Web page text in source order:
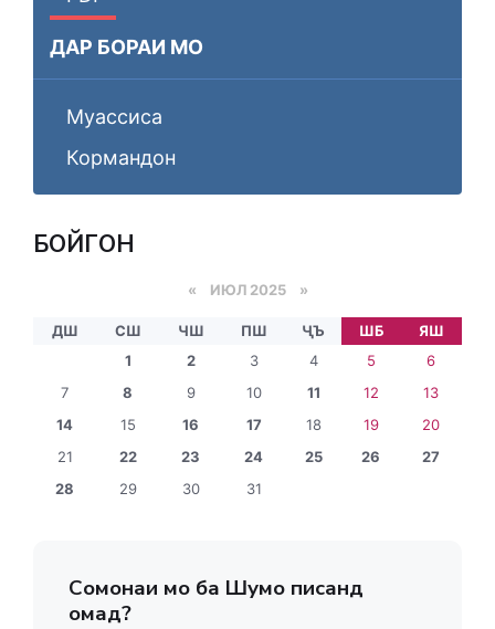
ДАР БОРАИ МО
Муассиса
Кормандон
БОЙГОНӢ
« ИЮЛ 2025 »
ДШ СШ ЧШ ПШ ҶЪ ШБ
ЯШ
1
2 3 4 5
6
7
8 9 10 11 12
13
14
15 16 17 18 19
20
21
22 23 24 25 26
27
28
29 30 31
Сомонаи мо ба Шумо писанд
омад?